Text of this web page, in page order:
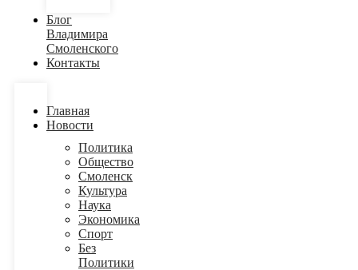
Блог
Владимира
Смоленского
Контакты
Главная
Новости
Политика
Общество
Смоленск
Культура
Наука
Экономика
Спорт
Без
Политики